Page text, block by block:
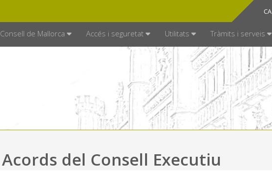
CA
ES
Consell de Mallorca Accés i seguretat Utilitats Tràmits i serveis
Acords del Consell Executiu